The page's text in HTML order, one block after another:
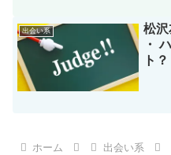
出会い系
松沢
・
ト
ホーム 出会い系